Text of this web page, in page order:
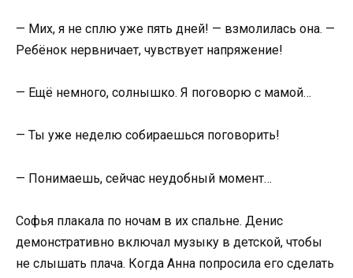
— Мих, я не сплю уже пять дней! — взмолилась она. —
Ребёнок нервничает, чувствует напряжение!
— Ещё немного, солнышко. Я поговорю с мамой…
— Ты уже неделю собираешься поговорить!
— Понимаешь, сейчас неудобный момент…
Софья плакала по ночам в их спальне. Денис
демонстративно включал музыку в детской, чтобы
не слышать плача. Когда Анна попросила его сделать